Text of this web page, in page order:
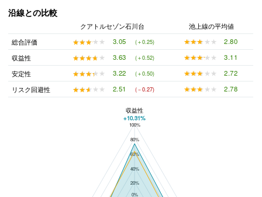
沿線との比較
クアトルセゾン石川台
池上線の平均値
総合評価
★★★★★
★★★★★ 3.05 (＋0.25) ★★★★★
★★★★★
2.80
収益性
★★★★★
★★★★★ 3.63 (＋0.52) ★★★★★
★★★★★
3.11
安定性
★★★★★
★★★★★ 3.22 (＋0.50) ★★★★★
★★★★★
2.72
リスク回避性
★★★★★
★★★★★ 2.51 (－0.27) ★★★★★
★★★★★ 2.78
クアトルセゾン石川台と池上線の平均値の総合評価の比較
100%
80%
60%
40%
20%
0%
収益性
+10.31%